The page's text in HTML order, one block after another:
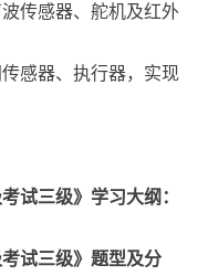
传感器、舵机及红外
感器、执行器，实现
试三级》学习大纲：
试三级》题型及分